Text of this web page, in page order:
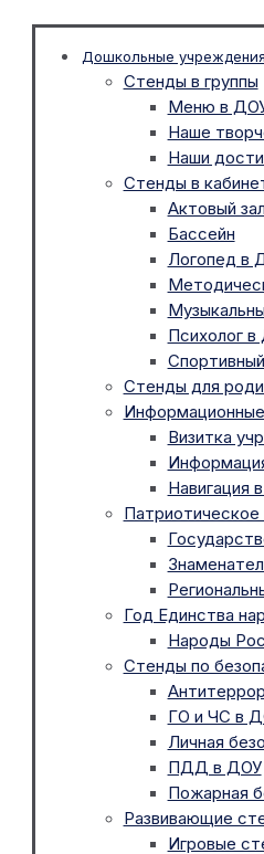
Дошкольные учреждения
Стенды в группы
Меню в
Наше
Наши
Стенды в
Актовый
Бассейн
Логопед в
Психолог
Стенды для
Визитка
Навигация
Год Единства
Народы
Стенды по
ГО и ЧС в
Личная
ПДД в ДОУ
Пожарная
Развивающие
Игровые